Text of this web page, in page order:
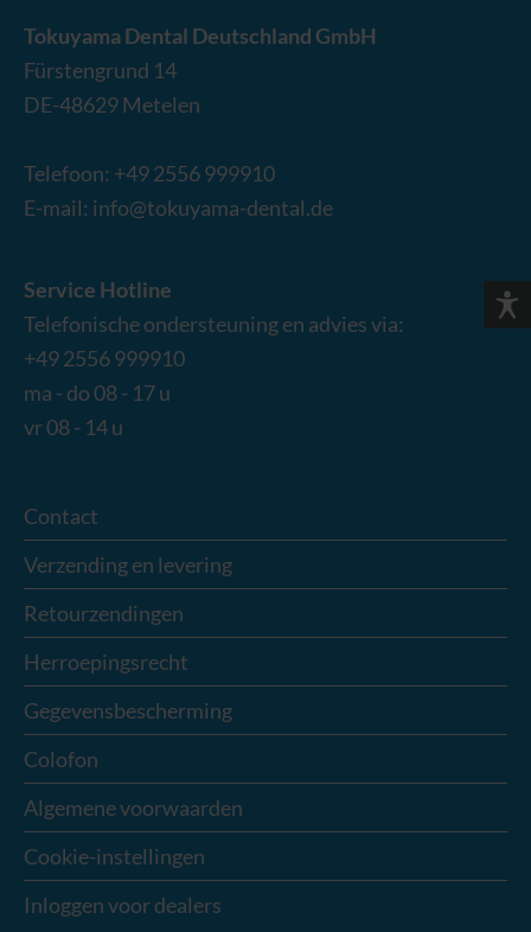
Tokuyama Dental Deutschland GmbH
Fürstengrund 14
DE-48629Metelen
Telefoon: +49 2556 999910
E-mail: info@tokuyama-dental.de
Service Hotline
Telefonische ondersteuning en advies via:
+49 2556 999910
ma - do 08 - 17 u
vr 08 - 14 u
Contact
Verzending en levering
Retourzendingen
Herroepingsrecht
Gegevensbescherming
Colofon
Algemene voorwaarden
Cookie-instellingen
Inloggen voor dealers